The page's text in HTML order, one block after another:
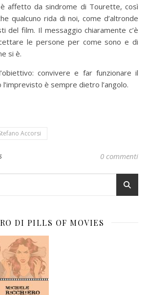
affetto da sindrome di Tourette, così
qualcuno rida di noi, come d’altronde
del film. Il messaggio chiaramente c’è
le persone per come sono e di
si è.
convivere e far funzionare il
è sempre dietro l’angolo.
Accorsi
0 commenti
DI PILLS OF MOVIES